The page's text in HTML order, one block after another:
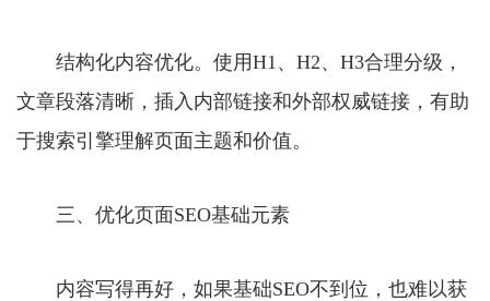
结构化内容优化。使用H1、H2、H3合理分级，
文章段落清晰，插入内部链接和外部权威链接，有助
于搜索引擎理解页面主题和价值。
三、优化页面SEO基础元素
内容写得再好，如果基础SEO不到位，也难以获